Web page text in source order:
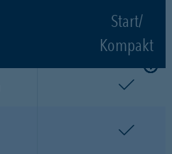
Start/
Kompakt